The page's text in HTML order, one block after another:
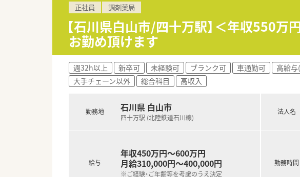
正社員 調剤薬局
【石川県白山市/四十万駅】＜年収550
お勤め頂けます
週32h以上 新卒可 未経験可 ブランク可 車通勤可 高給
大手チェーン以外
総合科目 高収入
勤務地 石川県 白山市
四十万駅 (北陸鉄道石川線)
給与
年収450万円～600万円
月給310,000円～400,000円
※ご経験・ご年齢等を考慮のうえ決定
法人名
勤務時間